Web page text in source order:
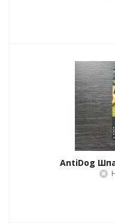
AntiDog